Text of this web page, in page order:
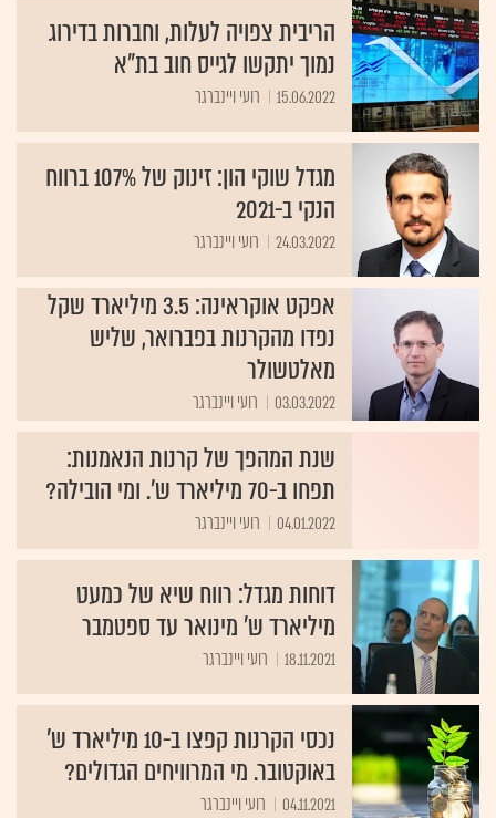
הריבית צפויה לעלות, וחברות בדירוג
נמוך יתקשו לגייס חוב בת"א
15.06.2022 רועי ויינברגר
מגדל שוקי הון: זינוק של 107% ברווח
הנקי ב-2021
24.03.2022 רועי ויינברגר
אפקט אוקראינה: 3.5 מיליארד שקל
נפדו מהקרנות בפברואר, שליש
מאלטשולר
03.03.2022 רועי ויינברגר
שנת המהפך של קרנות הנאמנות:
תפחו ב-70 מיליארד ש'. ומי הובילה?
04.01.2022 רועי ויינברגר
דוחות מגדל: רווח שיא של כמעט
מיליארד ש' מינואר עד ספטמבר
18.11.2021 רועי ויינברגר
נכסי הקרנות קפצו ב-10 מיליארד ש'
באוקטובר. מי המרוויחים הגדולים?
04.11.2021 רועי ויינברגר